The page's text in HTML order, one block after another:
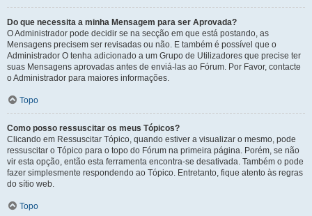
Do que necessita a minha Mensagem para ser Aprovada?
O Administrador pode decidir se na secção em que está postando, as
Mensagens precisem ser revisadas ou não. E também é possível que o
Administrador O tenha adicionado a um Grupo de Utilizadores que precise ter
suas Mensagens aprovadas antes de enviá-las ao Fórum. Por Favor, contacte
o Administrador para maiores informações.
Topo
Como posso ressuscitar os meus Tópicos?
Clicando em Ressuscitar Tópico, quando estiver a visualizar o mesmo, pode
ressuscitar o Tópico para o topo do Fórum na primeira página. Porém, se não
vir esta opção, então esta ferramenta encontra-se desativada. Também o pode
fazer simplesmente respondendo ao Tópico. Entretanto, fique atento às regras
do sítio web.
Topo